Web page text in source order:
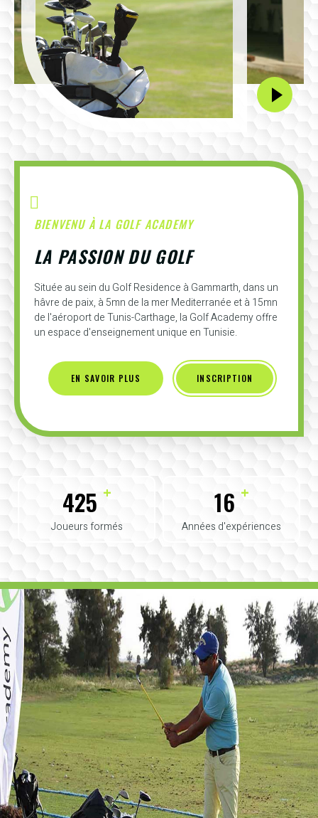
BIENVENU À LA GOLF ACADEMY
LA PASSION DU GOLF
Située au sein du Golf Residence à Gammarth, dans un
hâvre de paix, à 5mn de la mer Mediterranée et à 15mn
de l'aéroport de Tunis-Carthage, la Golf Academy offre
un espace d'enseignement unique en Tunisie.
EN SAVOIR PLUS INSCRIPTION
425 +
Joueurs formés
16 +
Années d'expériences